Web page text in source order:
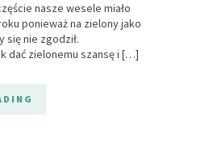
nasze wesele miało
ponieważ na zielony jako
nie zgodził.
dać zielonemu szansę i […]